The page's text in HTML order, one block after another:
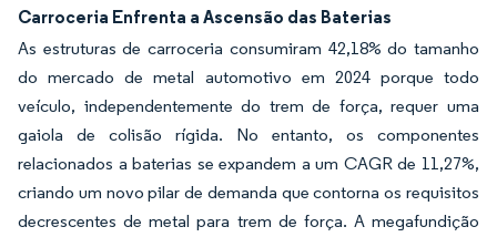
Carroceria Enfrenta a Ascensão das Baterias
As estruturas de carroceria consumiram 42,18% do tamanho
do mercado de metal automotivo em 2024 porque todo
veículo, independentemente do trem de força, requer uma
gaiola de colisão rígida. No entanto, os componentes
relacionados a baterias se expandem a um CAGR de 11,27%,
criando um novo pilar de demanda que contorna os requisitos
decrescentes de metal para trem de força. A megafundição